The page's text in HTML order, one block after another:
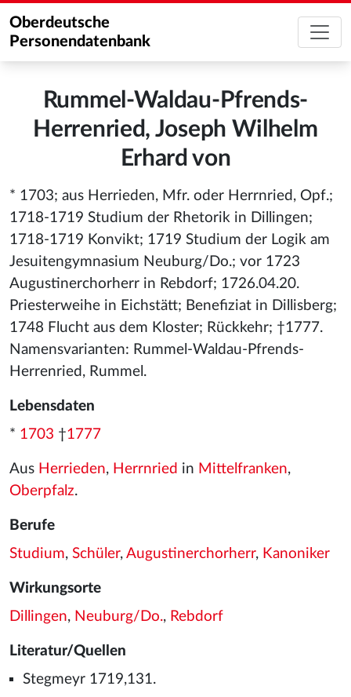
Oberdeutsche
Personendatenbank
Rummel-Waldau-Pfrends-
Herrenried, Joseph Wilhelm
Erhard von
* 1703; aus Herrieden, Mfr. oder Herrnried, Opf.;
1718-1719 Studium der Rhetorik in Dillingen;
1718-1719 Konvikt; 1719 Studium der Logik am
Jesuitengymnasium Neuburg/Do.; vor 1723
Augustinerchorherr in Rebdorf; 1726.04.20.
Priesterweihe in Eichstätt; Benefiziat in Dillisberg;
1748 Flucht aus dem Kloster; Rückkehr; †1777.
Namensvarianten: Rummel-Waldau-Pfrends-
Herrenried, Rummel.
Lebensdaten
* 1703 †1777
Aus Herrieden, Herrnried in Mittelfranken,
Oberpfalz.
Berufe
Studium, Schüler, Augustinerchorherr, Kanoniker
Wirkungsorte
Dillingen, Neuburg/Do., Rebdorf
Literatur/Quellen
Stegmeyr 1719,131.